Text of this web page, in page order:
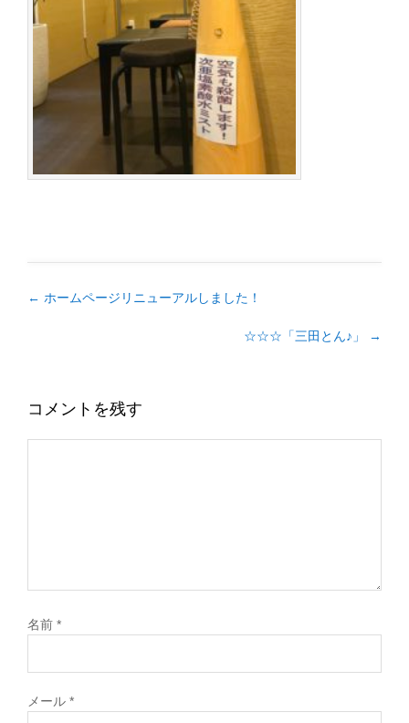
← ホームページリニューアルしました！
☆☆☆「三田とん♪」 →
コメントを残す
名前*
メール*